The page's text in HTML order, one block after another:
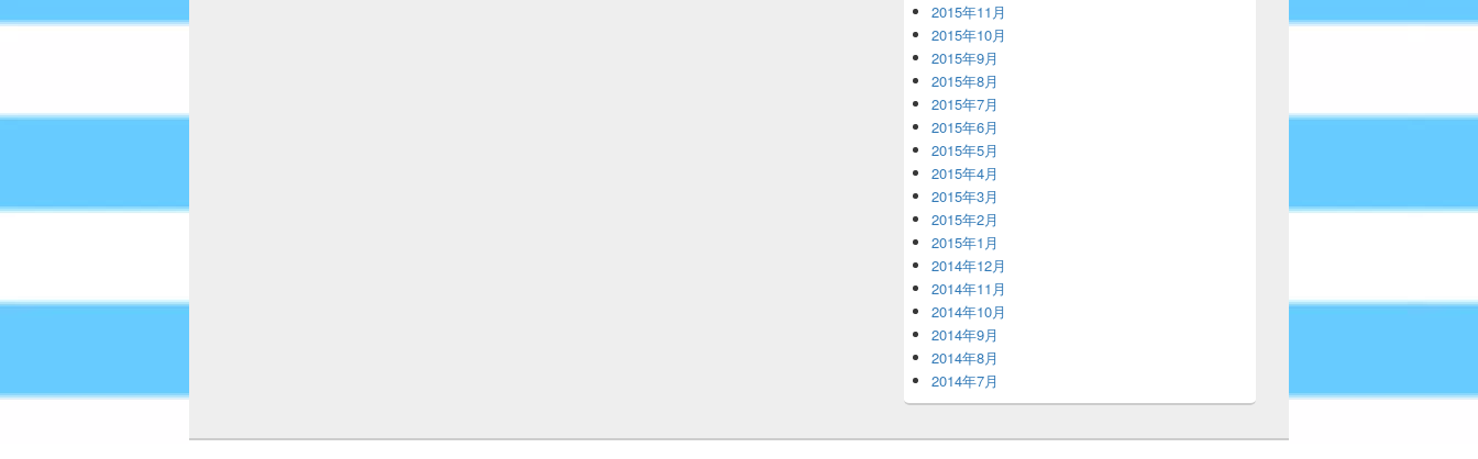
2015年11月
2015年10月
2015年9月
2015年8月
2015年7月
2015年6月
2015年5月
2015年4月
2015年3月
2015年2月
2015年1月
2014年12月
2014年11月
2014年10月
2014年9月
2014年8月
2014年7月